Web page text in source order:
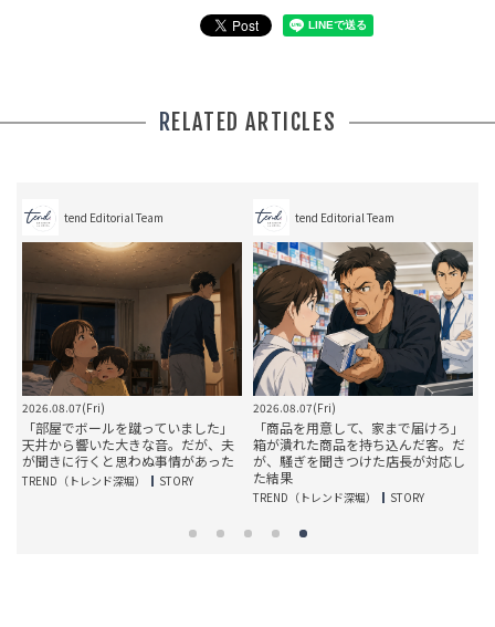
RELATED ARTICLES
tend Editorial Team
2026.08.07(Fri)
「部屋でボールを蹴っていました」
天井から響いた大きな音。だが、夫
が聞きに行くと思わぬ事情があった
TREND（トレンド深堀） STORY
tend Editorial Team
2026.08.07(Fri)
「商品を用意して、家まで届けろ」
箱が潰れた商品を持ち込んだ客。だ
が、騒ぎを聞きつけた店長が対応し
た結果
TREND（トレンド深堀） STORY